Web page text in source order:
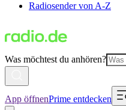
Radiosender von A-Z
Was möchtest du anhören?
App öffnenPrime entdecken